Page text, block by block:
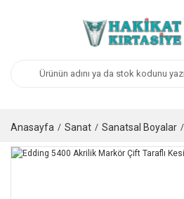
Anasayfa Sanat Sanatsal Boyalar